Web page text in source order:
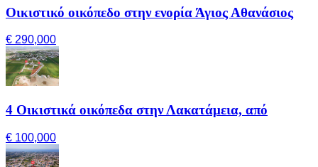
Οικιστικό οικόπεδο στην ενορία Άγιος Αθανάσιος
€ 290,000
4 Οικιστικά οικόπεδα στην Λακατάμεια, από
€ 100,000